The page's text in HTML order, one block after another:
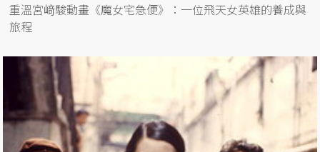
重溫宮﨑駿動畫《魔女宅急便》：一位飛天女英雄的養成與
旅程